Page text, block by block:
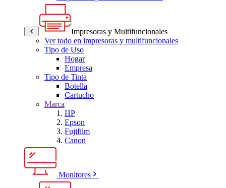
Impresoras y Multifuncionales
Ver todo en impresoras y multifuncionales
Tipo de Uso
Hogar
Empresa
Tipo de Tinta
Botella
Cartucho
Marca
HP
Epson
Fujifilm
Canon
Monitores